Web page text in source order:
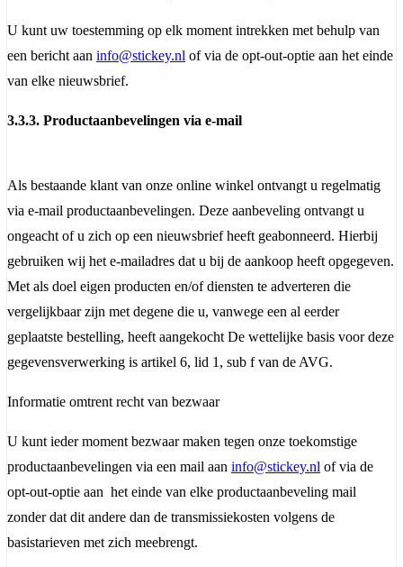
U kunt uw toestemming op elk moment intrekken met behulp van
een bericht aan info@stickey.nl of via de opt-out-optie aan het einde
van elke nieuwsbrief.
3.3.3. Productaanbevelingen via e-mail
Als bestaande klant van onze online winkel ontvangt u regelmatig
via e-mail productaanbevelingen. Deze aanbeveling ontvangt u
ongeacht of u zich op een nieuwsbrief heeft geabonneerd. Hierbij
gebruiken wij het e-mailadres dat u bij de aankoop heeft opgegeven.
Met als doel eigen producten en/of diensten te adverteren die
vergelijkbaar zijn met degene die u, vanwege een al eerder
geplaatste bestelling, heeft aangekocht De wettelijke basis voor deze
gegevensverwerking is artikel 6, lid 1, sub f van de AVG.
Informatie omtrent recht van bezwaar
U kunt ieder moment bezwaar maken tegen onze toekomstige
productaanbevelingen via een mail aan info@stickey.nl of via de
opt-out-optie aan het einde van elke productaanbeveling mail
zonder dat dit andere dan de transmissiekosten volgens de
basistarieven met zich meebrengt.